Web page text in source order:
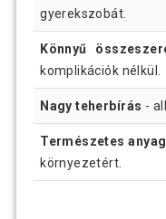
gyerekszobát.
Könnyű
komplikációk nélkül.
Nagy teherbírás -
Természetes
környezetért.